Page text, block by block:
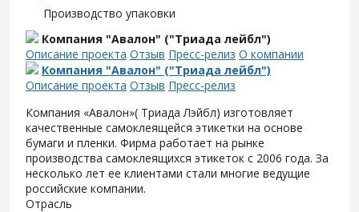
Производство упаковки
Компания "Авалон" ("Триада лейбл")
Описание проекта Отзыв Пресс-релиз О компании
Компания "Авалон" ("Триада лейбл")
Описание проекта Отзыв Пресс-релиз
Компания «Авалон»( Триада Лэйбл) изготовляет
качественные самоклеящейся этикетки на основе
бумаги и пленки. Фирма работает на рынке
производства самоклеящихся этикеток с 2006 года. За
несколько лет ее клиентами стали многие ведущие
российские компании.
Отрасль